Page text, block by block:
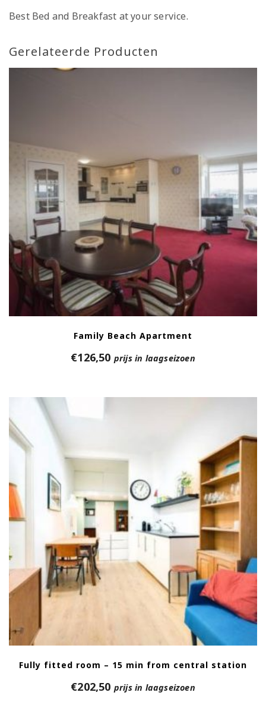
Best Bed and Breakfast at your service.
Gerelateerde Producten
Family Beach Apartment
€126,50 prijs in laagseizoen
Fully fitted room – 15 min from central station
€202,50 prijs in laagseizoen